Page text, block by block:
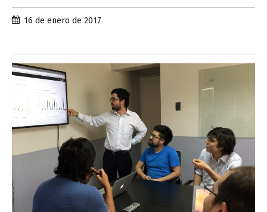
16 de enero de 2017